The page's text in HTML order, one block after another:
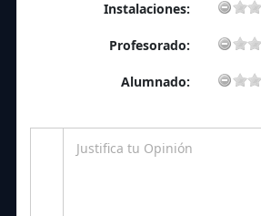
Instalaciones:
Profesorado:
Alumnado: